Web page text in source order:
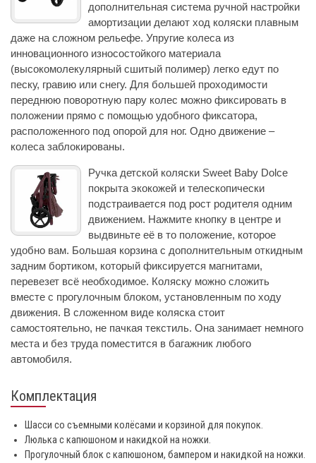
дополнительная система ручной настройки
амортизации делают ход коляски плавным
даже на сложном рельефе. Упругие колеса из
инновационного износостойкого материала
(высокомолекулярный сшитый полимер) легко едут по
песку, гравию или снегу. Для большей проходимости
переднюю поворотную пару колес можно фиксировать в
положении прямо с помощью удобного фиксатора,
расположенного под опорой для ног. Одно движение –
колеса заблокированы.
Ручка детской коляски Sweet Baby Dolce
покрыта экокожей и телескопически
подстраивается под рост родителя одним
движением. Нажмите кнопку в центре и
выдвиньте её в то положение, которое
удобно вам. Большая корзина с дополнительным откидным
задним бортиком, который фиксируется магнитами,
перевезет всё необходимое. Коляску можно сложить
вместе с прогулочным блоком, установленным по ходу
движения. В сложенном виде коляска стоит
самостоятельно, не пачкая текстиль. Она занимает немного
места и без труда поместится в багажник любого
автомобиля.
Комплектация
Шасси со съемными колёсами и корзиной для покупок.
Люлька с капюшоном и накидкой на ножки.
Прогулочный блок с капюшоном, бампером и накидкой на ножки.